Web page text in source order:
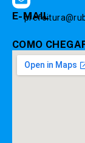
E-MAIL
COMO